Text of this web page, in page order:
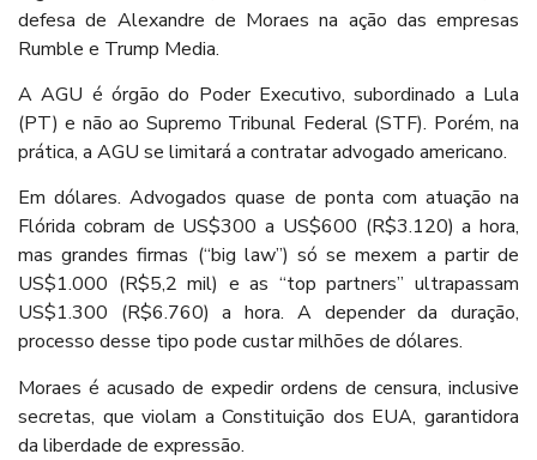
defesa de Alexandre de Moraes na ação das empresas
Rumble e Trump Media.
A AGU é órgão do Poder Executivo, subordinado a Lula
(PT) e não ao Supremo Tribunal Federal (STF). Porém, na
prática, a AGU se limitará a contratar advogado americano.
Em dólares. Advogados quase de ponta com atuação na
Flórida cobram de US$300 a US$600 (R$3.120) a hora,
mas grandes firmas (“big law”) só se mexem a partir de
US$1.000 (R$5,2 mil) e as “top partners” ultrapassam
US$1.300 (R$6.760) a hora. A depender da duração,
processo desse tipo pode custar milhões de dólares.
Moraes é acusado de expedir ordens de censura, inclusive
secretas, que violam a Constituição dos EUA, garantidora
da liberdade de expressão.